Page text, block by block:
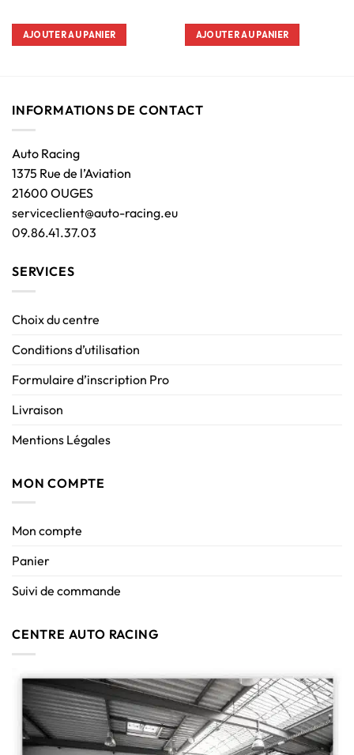
AJOUTER AU PANIER AJOUTER AU PANIER
INFORMATIONS DE CONTACT
Auto Racing
1375 Rue de l’Aviation
21600 OUGES
serviceclient@auto-racing.eu
09.86.41.37.03
SERVICES
Choix du centre
Conditions d’utilisation
Formulaire d’inscription Pro
Livraison
Mentions Légales
MON COMPTE
Mon compte
Panier
Suivi de commande
CENTRE AUTO RACING